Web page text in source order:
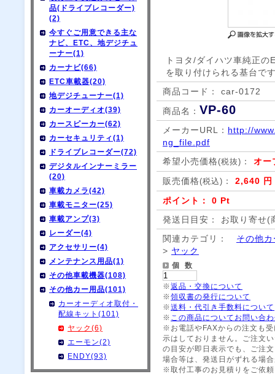
品(ドライブレコーダー)
(2)
今すぐご用意できる主な
ナビ、ETC、地デジチュ
ーナー(1)
カーナビ(66)
ETC車載器(20)
地デジチューナー(1)
カーオーディオ(39)
カースピーカー(62)
カーセキュリティ(1)
ドライブレコーダー(72)
デジタルインナーミラー
(20)
車載カメラ(42)
車載モニター(25)
車載アンプ(3)
レーダー(4)
アクセサリー(4)
メンテナンス用品(1)
その他車載機器(108)
その他カー用品(101)
カーオーディオ取付・
配線キット(101)
ヤック(6)
エーモン(2)
ENDY(93)
トヨタ/ダイハツ車純正
を取り付けられる基台で
商品コード： car-0172
商品名： VP-60
メーカーURL： http://
ng_file.pdf
希望小売価格(税抜) ： オー
販売価格(税込) ： 2,640 円
ポイント： 0 Pt
発送日目安： お取り寄せ(
関連カテゴリ：
その他
> ヤック
個 数
※返品・交換について
※領収書の発行について
※送料・代引き手数料について
※ この商品についてお問い合
※お電話やFAXからの注文も
示はしておりません。ご注文
の目安が即日表示でも、ご注
場合等は、発送日がずれる場
※取付工事のお見積りをご依